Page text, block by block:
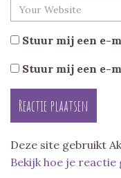
Stuur mij een e-
Stuur mij een e-
Deze site gebruikt
Bekijk hoe je